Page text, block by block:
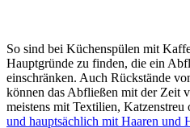
Zur Verstärkung unseres
freiberufliche Klempner und
mit freien Kapazitäten für
als Kooperationspartner.